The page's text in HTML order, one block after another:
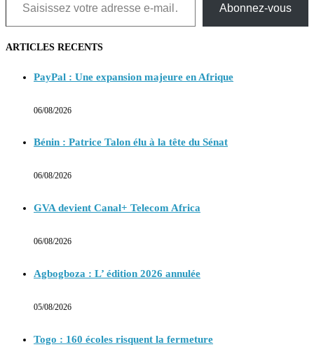
Abonnez-vous
ARTICLES RECENTS
PayPal : Une expansion majeure en Afrique
06/08/2026
Bénin : Patrice Talon élu à la tête du Sénat
06/08/2026
GVA devient Canal+ Telecom Africa
06/08/2026
Agbogboza : L’ édition 2026 annulée
05/08/2026
Togo : 160 écoles risquent la fermeture